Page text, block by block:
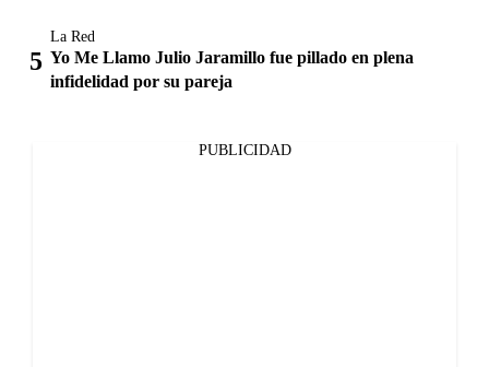
La Red
Yo Me Llamo Julio Jaramillo fue pillado en plena
infidelidad por su pareja
PUBLICIDAD